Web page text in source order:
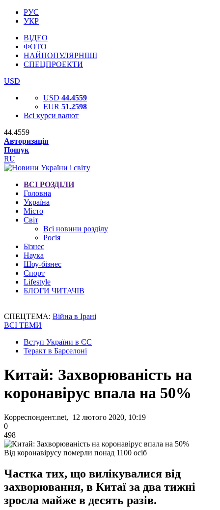
РУС
УКР
ВІДЕО
ФОТО
НАЙПОПУЛЯРНІШІ
СПЕЦПРОЕКТИ
USD
USD 44.4559
EUR 51.2598
Всі курси валют
44.4559
Авторизація
Пошук
RU
ВСІ РОЗДІЛИ
Головна
Україна
Місто
Світ
Всі новини розділу
Росія
Бізнес
Наука
Шоу-бізнес
Спорт
Lifestyle
БЛОГИ ЧИТАЧІВ
СПЕЦТЕМА: Війна в Ірані
ВСІ ТЕМИ
Вступ України в ЄС
Теракт в Барселоні
Китай: Захворюваність на
коронавірус впала на 50%
Корреспондент.net, 12 лютого 2020, 10:19
0
498
Від коронавірусу померли понад 1100 осіб
Частка тих, що вилікувалися від
захворювання, в Китаї за два тижні
зросла майже в десять разів.